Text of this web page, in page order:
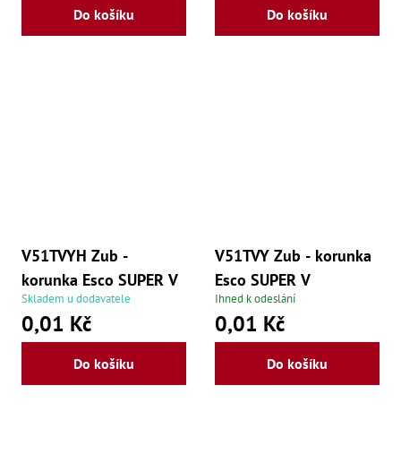
Do košíku Do košíku
V51TVYH Zub -
korunka Esco SUPER V
Skladem u dodavatele
0,01 Kč
Do košíku
V51TVY Zub - korunka
Esco SUPER V
Ihned k odeslání
0,01 Kč
Do košíku